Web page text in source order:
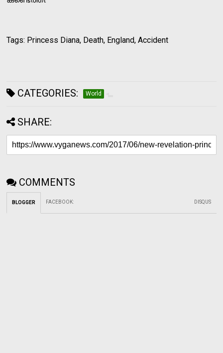
Tags: Princess Diana, Death, England, Accident
CATEGORIES: World
SHARE:
COMMENTS
BLOGGER FACEBOOK: DISQUS